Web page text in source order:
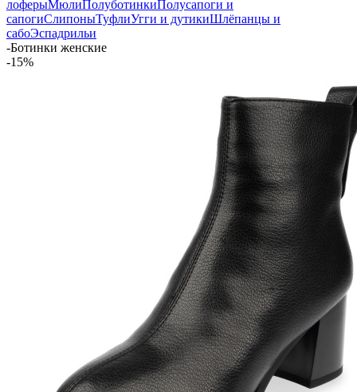
лоферыМюлиПолуботинкиПолусапоги и
сапогиСлипоныТуфлиУгги и дутикиШлёпанцы и
сабоЭспадрильи
-Ботинки женские
-15%